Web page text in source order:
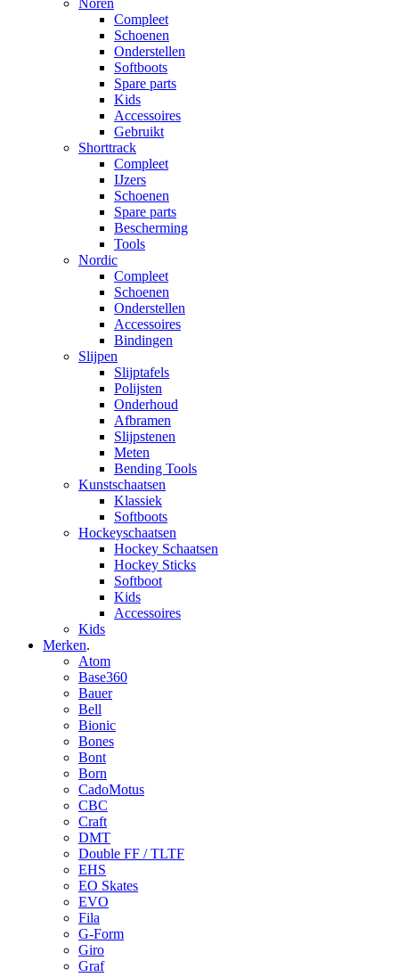
Compleet
Schoenen
Onderstellen
Softboots
Spare parts
Kids
Accessoires
Gebruikt
Shorttrack
Compleet
IJzers
Schoenen
Spare parts
Bescherming
Tools
Nordic
Compleet
Schoenen
Onderstellen
Accessoires
Bindingen
Slijpen
Slijptafels
Polijsten
Onderhoud
Afbramen
Slijpstenen
Meten
Bending Tools
Kunstschaatsen
Klassiek
Softboots
Hockeyschaatsen
Hockey Schaatsen
Hockey Sticks
Softboot
Kids
Accessoires
Kids
Merken.
Atom
Base360
Bauer
Bell
Bionic
Bones
Bont
Born
CadoMotus
CBC
Craft
DMT
Double FF / TLTF
EHS
EO Skates
EVO
Fila
G-Form
Giro
Graf